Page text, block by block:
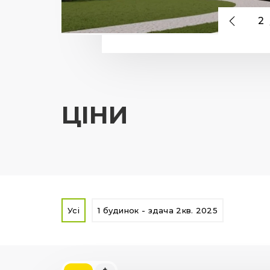
2
ЦІНИ
Усі 1 будинок - здача 2кв. 2025